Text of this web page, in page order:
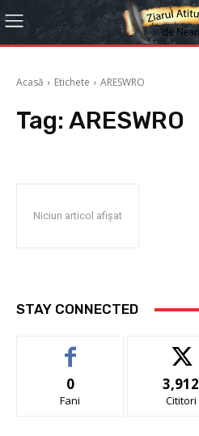
Acasă Etichete ARESWRO
Tag: ARESWRO
Niciun articol afișat
STAY CONNECTED
0
Fani
3,912
Cititori